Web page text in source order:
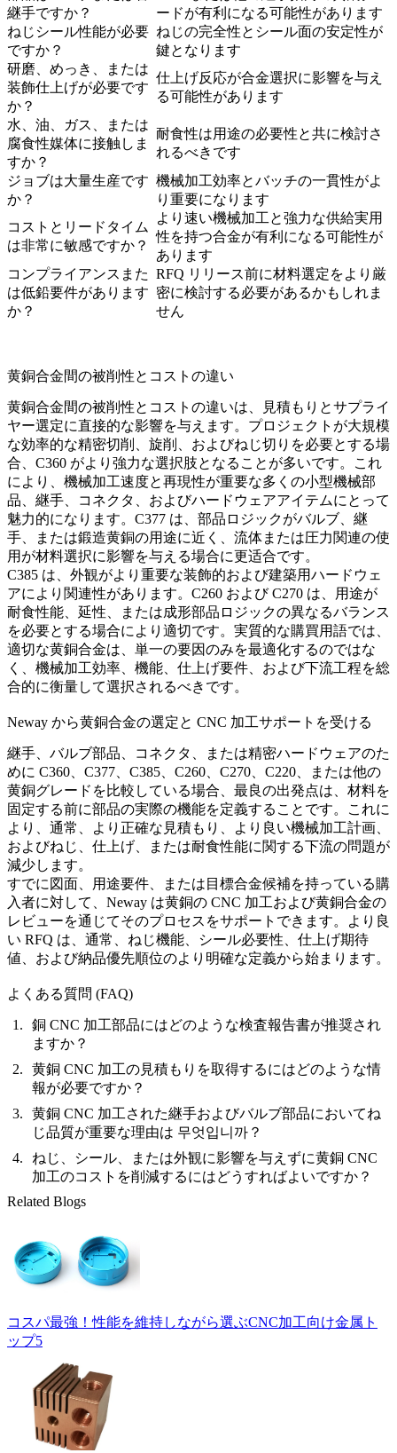
継手ですか？
ードが有利になる可能性があります
ねじシール性能が必要
ですか？
ねじの完全性とシール面の安定性が
鍵となります
研磨、めっき、または
装飾仕上げが必要です
か？
仕上げ反応が合金選択に影響を与え
る可能性があります
水、油、ガス、または
腐食性媒体に接触しま
すか？
耐食性は用途の必要性と共に検討さ
れるべきです
ジョブは大量生産です
か？
機械加工効率とバッチの一貫性がよ
り重要になります
コストとリードタイム
は非常に敏感ですか？
より速い機械加工と強力な供給実用
性を持つ合金が有利になる可能性が
あります
コンプライアンスまた
は低鉛要件があります
か？
RFQ リリース前に材料選定をより厳
密に検討する必要があるかもしれま
せん
黄銅合金間の被削性とコストの違い
黄銅合金間の被削性とコストの違いは、見積もりとサプライ
ヤー選定に直接的な影響を与えます。プロジェクトが大規模
な効率的な精密切削、旋削、およびねじ切りを必要とする場
合、C360 がより強力な選択肢となることが多いです。これ
により、機械加工速度と再現性が重要な多くの小型機械部
品、継手、コネクタ、およびハードウェアアイテムにとって
魅力的になります。C377 は、部品ロジックがバルブ、継
手、または鍛造黄銅の用途に近く、流体または圧力関連の使
用が材料選択に影響を与える場合に更适合です。
C385 は、外観がより重要な装飾的および建築用ハードウェ
アにより関連性があります。C260 および C270 は、用途が
耐食性能、延性、または成形部品ロジックの異なるバランス
を必要とする場合により適切です。実質的な購買用語では、
適切な黄銅合金は、単一の要因のみを最適化するのではな
く、機械加工効率、機能、仕上げ要件、および下流工程を総
合的に衡量して選択されるべきです。
Neway から黄銅合金の選定と CNC 加工サポートを受ける
継手、バルブ部品、コネクタ、または精密ハードウェアのた
めに C360、C377、C385、C260、C270、C220、または他の
黄銅グレードを比較している場合、最良の出発点は、材料を
固定する前に部品の実際の機能を定義することです。これに
より、通常、より正確な見積もり、より良い機械加工計画、
およびねじ、仕上げ、または耐食性能に関する下流の問題が
減少します。
すでに図面、用途要件、または目標合金候補を持っている購
入者に対して、Neway は黄銅の CNC 加工および黄銅合金の
レビューを通じてそのプロセスをサポートできます。より良
い RFQ は、通常、ねじ機能、シール必要性、仕上げ期待
値、および納品優先順位のより明確な定義から始まります。
よくある質問 (FAQ)
銅 CNC 加工部品にはどのような検査報告書が推奨され
ますか？
黄銅 CNC 加工の見積もりを取得するにはどのような情
報が必要ですか？
黄銅 CNC 加工された継手およびバルブ部品においてね
じ品質が重要な理由は 무엇입니까？
ねじ、シール、または外観に影響を与えずに黄銅 CNC
加工のコストを削減するにはどうすればよいですか？
Related Blogs
コスパ最強！性能を維持しながら選ぶCNC加工向け金属ト
ップ5